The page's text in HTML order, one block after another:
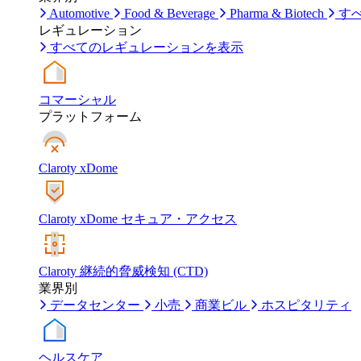
Automotive
Food & Beverage Pharma & Biotech
す
レギュレーション
すべてのレギュレーションを表示
コマーシャル
プラットフォーム
Claroty xDome
Claroty xDome セキュア・アクセス
Claroty 継続的脅威検知 (CTD)
業界別
データセンター
小売 商業ビル ホスピタリティ
ヘルスケア